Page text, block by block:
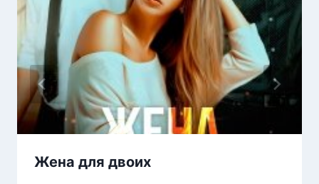
Жена для двоих